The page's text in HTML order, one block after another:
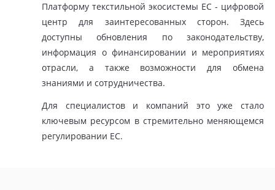
Платформу текстильной экосистемы ЕС - цифровой
центр для заинтересованных сторон. Здесь
доступны обновления по законодательству,
информация о финансировании и мероприятиях
отрасли, а также возможности для обмена
знаниями и сотрудничества.
Для специалистов и компаний это уже стало
ключевым ресурсом в стремительно меняющемся
регулировании ЕС.